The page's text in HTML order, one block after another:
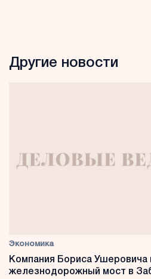
Другие новости
Экономика
Компания Бориса Ушеровича
железнодорожный мост в